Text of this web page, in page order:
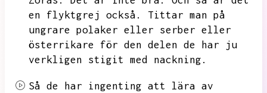
en flyktgrej också.
Tittar man på
ungrare polaker eller serber eller
österrikare för den delen de har ju
verkligen stigit med nackning.
Så de har ingenting att lära av